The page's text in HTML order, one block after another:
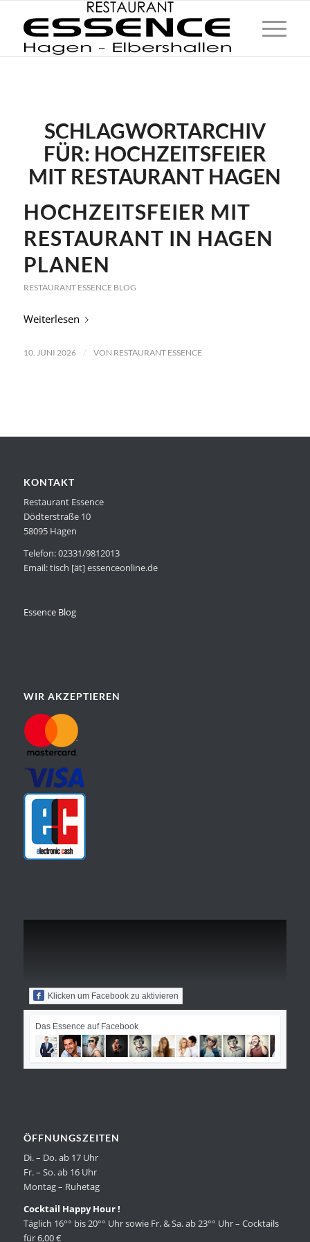
SCHLAGWORTARCHIV
FÜR: HOCHZEITSFEIER
MIT RESTAURANT HAGEN
HOCHZEITSFEIER MIT
RESTAURANT IN HAGEN
PLANEN
RESTAURANT ESSENCE BLOG
Weiterlesen
10. JUNI 2026 / VON RESTAURANT ESSENCE
KONTAKT
Restaurant Essence
Dödterstraße 10
58095 Hagen
Telefon: 02331/9812013
Email: tisch [ät] essenceonline.de
Essence Blog
WIR AKZEPTIEREN
Klicken um Facebook zu aktivieren
Das Essence auf Facebook
ÖFFNUNGSZEITEN
Di. – Do. ab 17 Uhr
Fr. – So. ab 16 Uhr
Montag – Ruhetag
Cocktail Happy Hour !
Täglich 16°° bis 20°° Uhr sowie Fr. & Sa. ab 23°° Uhr – Cocktails
für 6,00 €